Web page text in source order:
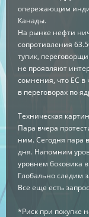
опережающим
Канады.
На рынке нефти
сопротивления
тупик,
не проявляют
сомнения, что ЕС в
в переговорах по
Техническая
Пара вчера
ним. Сегодня пара
дня. Напомним
уровнем боковика
Глобально следим
Все еще есть
*Риск при покупке